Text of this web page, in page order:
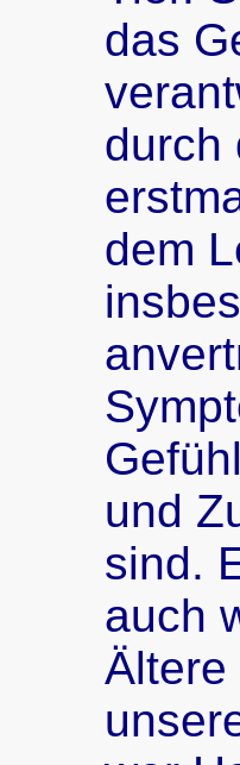
das
durch
dem
und
sind.
auch
Ältere